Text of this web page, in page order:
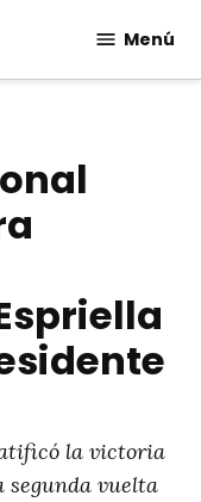
Menú
la victoria
segunda vuelta